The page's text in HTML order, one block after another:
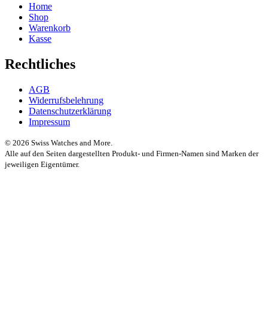
Home
Shop
Warenkorb
Kasse
Rechtliches
AGB
Widerrufsbelehrung
Datenschutzerklärung
Impressum
© 2026 Swiss Watches and More.
Alle auf den Seiten dargestellten Produkt- und Firmen-Namen sind Marken der
jeweiligen Eigentümer.